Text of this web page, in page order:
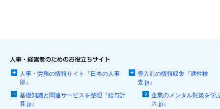
人事・労務の情報サイト『日本の人事
部』
導入前の情報収集『適性検
査.jp』
基礎知識と関連サービスを整理『給与計
算.jp』
企業のメンタル対策を学
ス.jp』